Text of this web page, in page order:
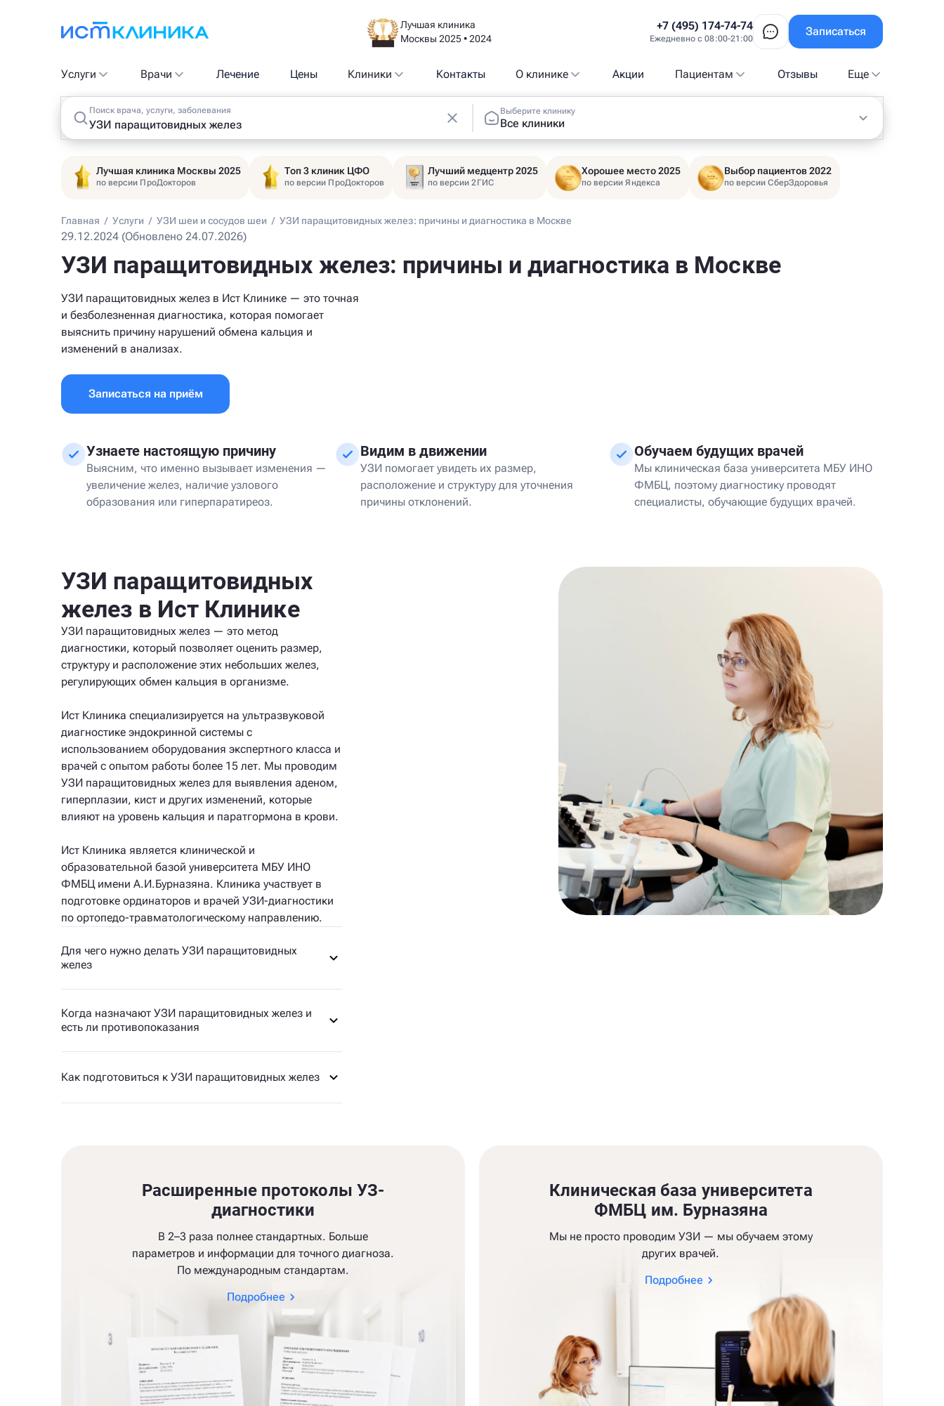
Лучшая клиника
Москвы 2025 • 2024
+7 (495) 174-74-74
Ежедневно с 08:00-21:00
Записаться
Услуги Врачи Лечение Цены Клиники Контакты О клинике Акции Пациентам Отзывы Еще
Поиск врача, услуги, заболевания Выберите клинику
Все клиники
Лучшая клиника Москвы 2025
по версии ПроДокторов
Топ 3 клиник ЦФО
по версии ПроДокторов
Лучший медцентр 2025
по версии 2ГИС
Хорошее место 2025
по версии Яндекса
Выбор пациентов 2022
по версии СберЗдоровья
Главная / Услуги / УЗИ шеи и сосудов шеи / УЗИ паращитовидных желез: причины и диагностика в Москве
29.12.2024 (Обновлено 24.07.2026)
УЗИ паращитовидных желез: причины и диагностика в Москве
УЗИ паращитовидных желез в Ист Клинике — это точная
и безболезненная диагностика, которая помогает
выяснить причину нарушений обмена кальция и
изменений в анализах.
Записаться на приём
Узнаете настоящую причину
Выясним, что именно вызывает изменения —
увеличение желез, наличие узлового
образования или гиперпаратиреоз.
Видим в движении
УЗИ помогает увидеть их размер,
расположение и структуру для уточнения
причины отклонений.
Обучаем будущих врачей
Мы клиническая база университета МБУ ИНО
ФМБЦ, поэтому диагностику проводят
специалисты, обучающие будущих врачей.
УЗИ паращитовидных
желез в Ист Клинике
УЗИ паращитовидных желез — это метод
диагностики, который позволяет оценить размер,
структуру и расположение этих небольших желез,
регулирующих обмен кальция в организме.
Ист Клиника специализируется на ультразвуковой
диагностике эндокринной системы с
использованием оборудования экспертного класса и
врачей с опытом работы более 15 лет. Мы проводим
УЗИ паращитовидных желез для выявления аденом,
гиперплазии, кист и других изменений, которые
влияют на уровень кальция и паратгормона в крови.
Ист Клиника является клинической и
образовательной базой университета МБУ ИНО
ФМБЦ имени А.И.Бурназяна. Клиника участвует в
подготовке ординаторов и врачей УЗИ-диагностики
по ортопедо-травматологическому направлению.
Для чего нужно делать УЗИ паращитовидных
желез
Когда назначают УЗИ паращитовидных желез и
есть ли противопоказания
Как подготовиться к УЗИ паращитовидных желез
Расширенные протоколы УЗ-
диагностики
В 2–3 раза полнее стандартных. Больше
параметров и информации для точного диагноза.
По международным стандартам.
Подробнее
Клиническая база университета
ФМБЦ им. Бурназяна
Мы не просто проводим УЗИ — мы обучаем этому
других врачей.
Подробнее